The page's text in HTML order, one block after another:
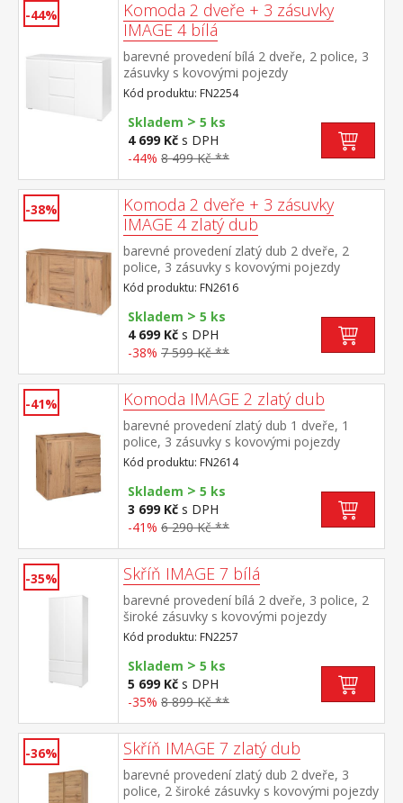
-44%
Komoda 2 dveře + 3 zásuvky
IMAGE 4 bílá
barevné provedení bílá 2 dveře, 2 police, 3
zásuvky s kovovými pojezdy
Kód produktu: FN2254
Skladem > 5 ks
4 699 Kč s DPH
-44% 8 499 Kč **
-38%
Komoda 2 dveře + 3 zásuvky
IMAGE 4 zlatý dub
barevné provedení zlatý dub 2 dveře, 2
police, 3 zásuvky s kovovými pojezdy
Kód produktu: FN2616
Skladem > 5 ks
4 699 Kč s DPH
-38% 7 599 Kč **
-41% Komoda IMAGE 2 zlatý dub
barevné provedení zlatý dub 1 dveře, 1
police, 3 zásuvky s kovovými pojezdy
Kód produktu: FN2614
Skladem > 5 ks
3 699 Kč s DPH
-41% 6 290 Kč **
-35% Skříň IMAGE 7 bílá
barevné provedení bílá 2 dveře, 3 police, 2
široké zásuvky s kovovými pojezdy
Kód produktu: FN2257
Skladem > 5 ks
5 699 Kč s DPH
-35% 8 899 Kč **
-36% Skříň IMAGE 7 zlatý dub
barevné provedení zlatý dub 2 dveře, 3
police, 2 široké zásuvky s kovovými pojezdy